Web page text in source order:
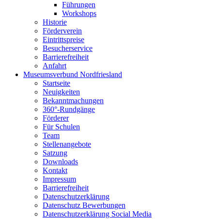
Führungen
Workshops
Historie
Förderverein
Eintrittspreise
Besucherservice
Barrierefreiheit
Anfahrt
Museumsverbund Nordfriesland
Startseite
Neuigkeiten
Bekanntmachungen
360°-Rundgänge
Förderer
Für Schulen
Team
Stellenangebote
Satzung
Downloads
Kontakt
Impressum
Barrierefreiheit
Datenschutzerklärung
Datenschutz Bewerbungen
Datenschutzerklärung Social Media